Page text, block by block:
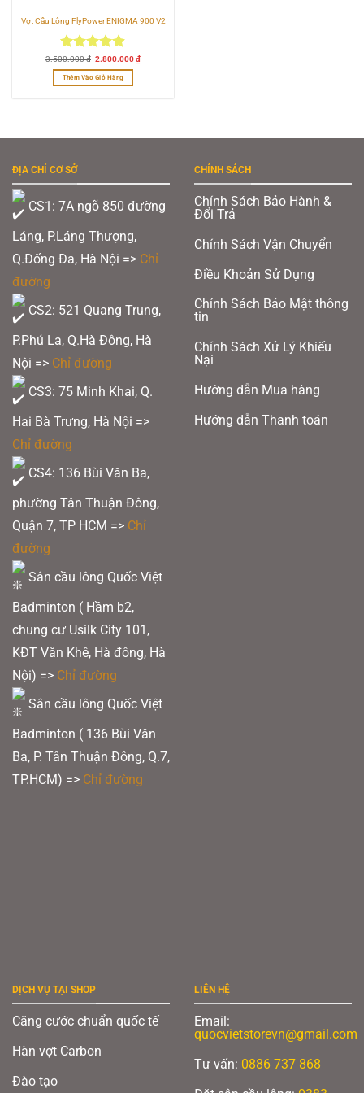
Vợt Cầu Lông FlyPower ENIGMA 900 V2
Được xếp
hạng4.90
5 sao
3.500.000₫ Giá
là:
3.500.000 ₫.
2.800.000₫Giá
hiện
Thêm Vào Giỏ Hàng
ĐỊA CHỈ CƠ SỞ
CS1: 7A ngõ 850 đường
Láng, P.Láng Thượng,
Q.Đống Đa, Hà Nội => Chỉ
đường
CS2: 521 Quang Trung,
P.Phú La, Q.Hà Đông, Hà
Nội => Chỉ đường
CS3: 75 Minh Khai, Q.
Hai Bà Trưng, Hà Nội =>
Chỉ đường
CS4: 136 Bùi Văn Ba,
phường Tân Thuận Đông,
Quận 7, TP HCM => Chỉ
đường
Sân cầu lông Quốc Việt
Badminton ( Hầm b2,
chung cư Usilk City 101,
KĐT Văn Khê, Hà đông, Hà
Nội) => Chỉ đường
Sân cầu lông Quốc Việt
Badminton ( 136 Bùi Văn
Ba, P. Tân Thuận Đông, Q.7,
TP.HCM) => Chỉ đường
CHÍNH SÁCH
Chính Sách Bảo Hành &
Đổi Trả
Chính Sách Vận Chuyển
Điều Khoản Sử Dụng
Chính Sách Bảo Mật thông
tin
Chính Sách Xử Lý Khiếu
Nại
Hướng dẫn Mua hàng
Hướng dẫn Thanh toán
DỊCH VỤ TẠI SHOP
Căng cước chuẩn quốc tế
Hàn vợt Carbon
Đào tạo
LIÊN HỆ
Email:
quocvietstorevn@gmail.com
Tư vấn: 0886 737 868